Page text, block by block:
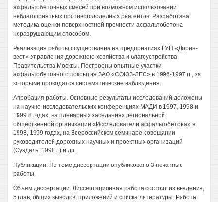
асфальтобетонных смесей при возможном использовании
неблагоприятных противогололедных реагентов. Разработана
методика оценки поверхностной прочности асфальтобетона
неразрушающим способом.
Реализация работы осуществлена на предприятиях ГУП «Дорин-
вест» Управления дорожного хозяйства и благоустройства
Правительства Москвы. Построены опытные участки
асфальтобетонного покрытия ЗАО «СОЮЗ-ЛЕС» в 1996-1997 гг., за
которыми проводятся систематические наблюдения.
Апробация работы. Основные результаты исследований доложены
на научно-исследовательских конференциях МАДИ в 1997, 1998 и
1999 8 годах, на пленарных заседаниях региональной
общественной организации «Исследователи асфальтобетона» в
1998, 1999 годах, на Всероссийском семинаре-совещании
руководителей дорожных научных и проектных организаций
(Суздаль, 1998 г.) и др.
Публикации. По теме диссертации опубликовано 3 печатные
работы.
Объем диссертации. Диссертационная работа состоит из введения,
5 глав, общих выводов, приложений и списка литературы. Работа